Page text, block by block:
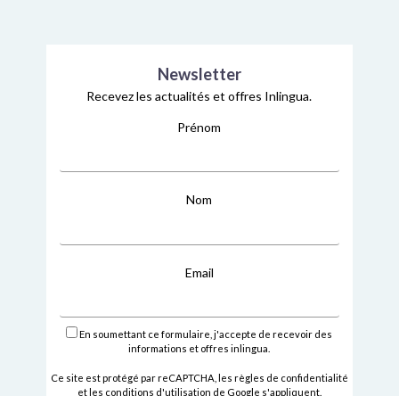
Newsletter
Recevez les actualités et offres Inlingua.
Prénom
Nom
Email
En soumettant ce formulaire, j'accepte de recevoir des
informations et offres inlingua.
Ce site est protégé par reCAPTCHA, les règles de confidentialité
etles conditions d'utilisation de Google s'appliquent.